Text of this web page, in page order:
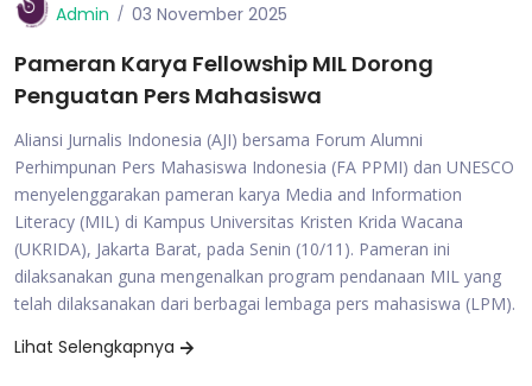
Admin 03 November 2025
Pameran Karya Fellowship MIL Dorong
Penguatan Pers Mahasiswa
Aliansi Jurnalis Indonesia (AJI) bersama Forum Alumni
Perhimpunan Pers Mahasiswa Indonesia (FA PPMI) dan UNESCO
menyelenggarakan pameran karya Media and Information
Literacy (MIL) di Kampus Universitas Kristen Krida Wacana
(UKRIDA), Jakarta Barat, pada Senin (10/11). Pameran ini
dilaksanakan guna mengenalkan program pendanaan MIL yang
telah dilaksanakan dari berbagai lembaga pers mahasiswa (LPM).
Lihat Selengkapnya